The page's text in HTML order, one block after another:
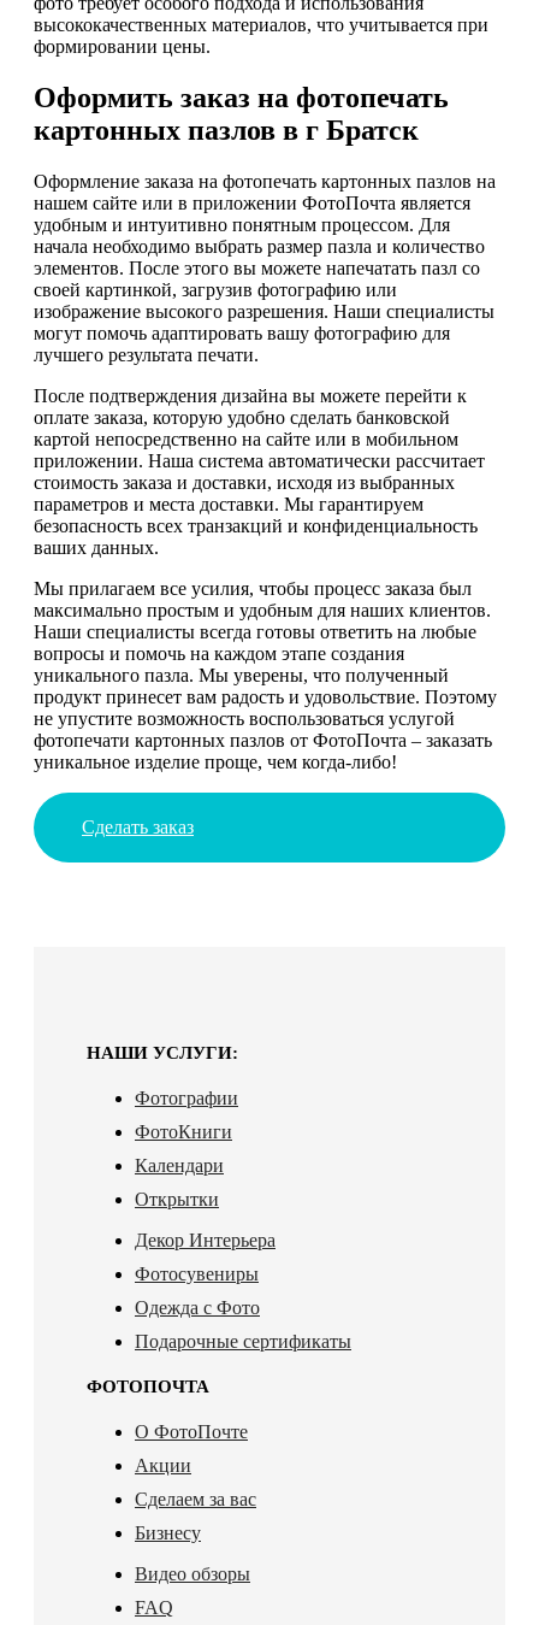
высококачественных материалов, что учитывается при
формировании цены.
Оформить заказ на фотопечать
картонных пазлов в г Братск
Оформление заказа на фотопечать картонных пазлов на
нашем сайте или в приложении ФотоПочта является
удобным и интуитивно понятным процессом. Для
начала необходимо выбрать размер пазла и количество
элементов. После этого вы можете напечатать пазл со
своей картинкой, загрузив фотографию или
изображение высокого разрешения. Наши специалисты
могут помочь адаптировать вашу фотографию для
лучшего результата печати.
После подтверждения дизайна вы можете перейти к
оплате заказа, которую удобно сделать банковской
картой непосредственно на сайте или в мобильном
приложении. Наша система автоматически рассчитает
стоимость заказа и доставки, исходя из выбранных
параметров и места доставки. Мы гарантируем
безопасность всех транзакций и конфиденциальность
ваших данных.
Мы прилагаем все усилия, чтобы процесс заказа был
максимально простым и удобным для наших клиентов.
Наши специалисты всегда готовы ответить на любые
вопросы и помочь на каждом этапе создания
уникального пазла. Мы уверены, что полученный
продукт принесет вам радость и удовольствие. Поэтому
не упустите возможность воспользоваться услугой
фотопечати картонных пазлов от ФотоПочта – заказать
уникальное изделие проще, чем когда-либо!
Сделать заказ
НАШИ УСЛУГИ:
Фотографии
ФотоКниги
Календари
Открытки
Декор Интерьера
Фотосувениры
Одежда с Фото
Подарочные сертификаты
ФОТОПОЧТА
О ФотоПочте
Акции
Сделаем за вас
Бизнесу
Видео обзоры
FAQ